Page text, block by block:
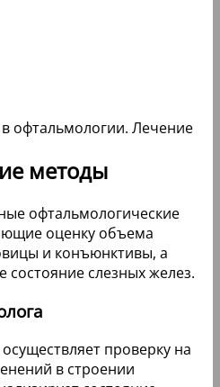
методы
офтальмологические
оценку объема
и конъюнктивы, а
состояние слезных желез.
проверку на
в строении